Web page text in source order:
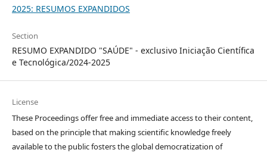
2025: RESUMOS EXPANDIDOS
Section
RESUMO EXPANDIDO "SAÚDE" - exclusivo Iniciação Científica
e Tecnológica/2024-2025
License
These Proceedings offer free and immediate access to their content,
based on the principle that making scientific knowledge freely
available to the public fosters the global democratization of